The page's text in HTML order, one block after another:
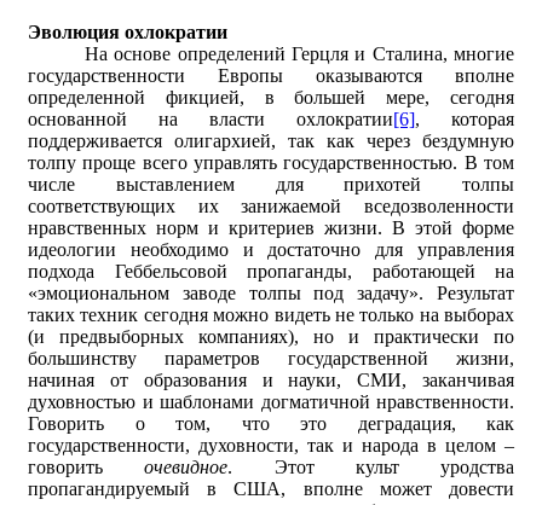
Эволюция охлократии
На основе определений Герцля и Сталина, многие
государственности Европы оказываются вполне
определенной фикцией, в большей мере, сегодня
основанной на власти охлократии[6], которая
поддерживается олигархией, так как через бездумную
толпу проще всего управлять государственностью. В том
числе выставлением для прихотей толпы
соответствующих их занижаемой вседозволенности
нравственных норм и критериев жизни. В этой форме
идеологии необходимо и достаточно для управления
подхода Геббельсовой пропаганды, работающей на
«эмоциональном заводе толпы под задачу». Результат
таких техник сегодня можно видеть не только на выборах
(и предвыборных компаниях), но и практически по
большинству параметров государственной жизни,
начиная от образования и науки, СМИ, заканчивая
духовностью и шаблонами догматичной нравственности.
Говорить о том, что это деградация, как
государственности, духовности, так и народа в целом –
говоритьочевидное. Этот культ уродства
пропагандируемый в США, вполне может довести